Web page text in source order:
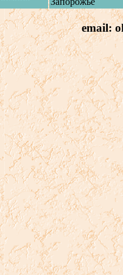
email: